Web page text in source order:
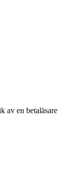
av en betaläsare